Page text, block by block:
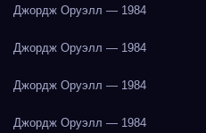
Джордж Оруэлл — 1984
Джордж Оруэлл — 1984
Джордж Оруэлл — 1984
Джордж Оруэлл — 1984